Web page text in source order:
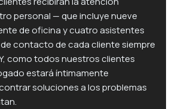
personal — que incluye nueve
de oficina y cuatro asistentes
contacto de cada cliente siempre
como todos nuestros clientes
estará íntimamente
soluciones a los problemas